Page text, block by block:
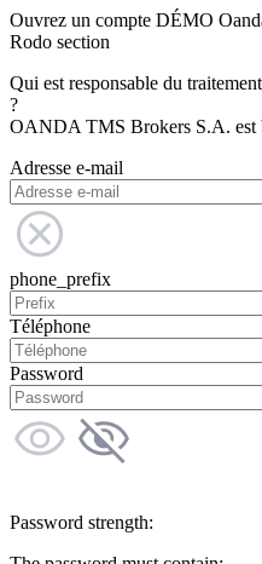
Ouvrez un compte DÉMO
Rodo section
Qui est responsable du
?
OANDA TMS Brokers S.A. est
Adresse e-mail
phone_prefix
Téléphone
Password
Password strength: